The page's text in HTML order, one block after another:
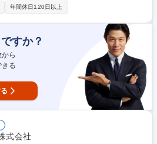
や東京（バイオ）の専門施設で行う1か月
領域で検査・分析や試験、品質管理等に携
神奈川、バイオは東京の専門施設で約1か
やGCの実機操作、バイオは細胞培養の実習
スキルやマナーも網羅したカリキュラム
なくても安心して大手メーカー等のプロジ
遣
年間休日120日以上
ですか？
ら
る
式会社